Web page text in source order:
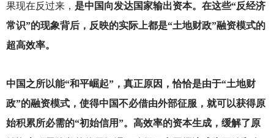
果现在反过来， 是中国向发达国家输出资本。在这些“反经济
常识”的现象背后，反映的实际上都是“土地财政”融资模式的
超高效率。
中国之所以能“和平崛起”，真正原因，恰恰是由于“土地财
政”的融资模式，使得中国不必借由外部征服，就可以获得原
始积累所必需的“初始信用”。高效率的资本生成，缓解了原